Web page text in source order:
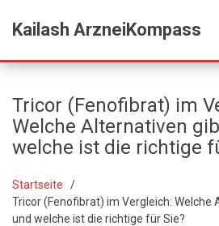
Kailash ArzneiKompass
Tricor (Fenofibrat) im
Welche Alternativen
welche ist die richtige
Startseite
Tricor (Fenofibrat) im Vergleich: Welche
und welche ist die richtige für Sie?